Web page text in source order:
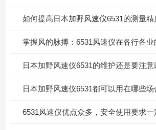
如何提高日本加野风速仪6531的测量精
掌握风的脉搏：6531风速仪在各行各
日本加野风速仪6531的维护还是要注意
日本加野风速仪6531都可以用在哪些场
6531风速仪优点众多，安全使用要求